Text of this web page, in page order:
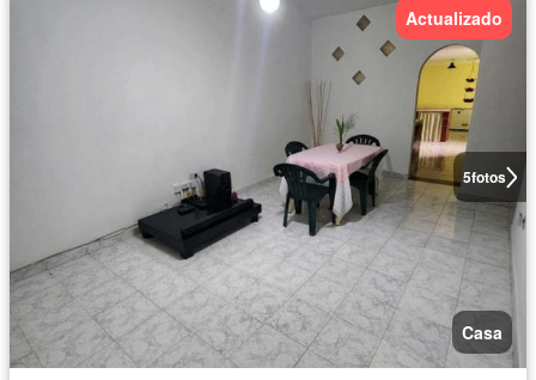
5fotos
Actualizado
Casa